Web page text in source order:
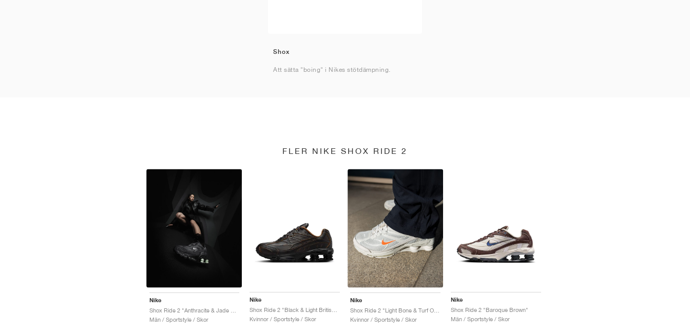
Shox
Att sätta "boing" i Nikes stötdämpning.
FLER NIKE SHOX RIDE 2
Nike
Män / Sportstyle / Skor
Nike
Kvinnor / Sportstyle / Skor
Nike
Kvinnor / Sportstyle / Skor
Nike
Shox Ride 2 "Baroque Brown"
Män / Sportstyle / Skor